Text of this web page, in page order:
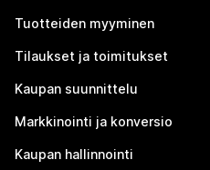
Tuotteiden myyminen
Tilaukset ja toimitukset
Kaupan suunnittelu
Markkinointi ja konversio
Kaupan hallinnointi